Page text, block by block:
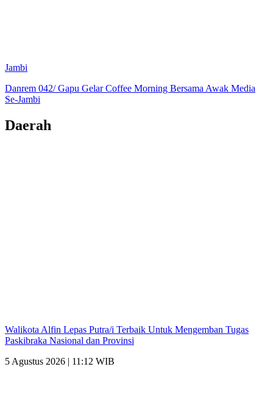
Jambi
Danrem 042/ Gapu Gelar Coffee Morning Bersama Awak Media
Se-Jambi
Daerah
Walikota Alfin Lepas Putra/i Terbaik Untuk Mengemban Tugas
Paskibraka Nasional dan Provinsi
5 Agustus 2026 | 11:12 WIB